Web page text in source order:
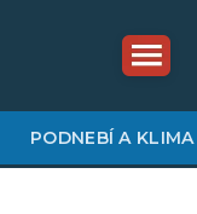
PODNEBÍ A KLIMA